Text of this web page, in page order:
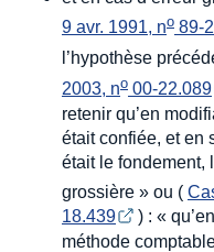
9 avr. 1991, no 89-
l’hypothèse
2003, no 00-22.089
retenir qu’en
était confiée, et en
était le fondement,
grossière » ou (
18.439
) : «
méthode